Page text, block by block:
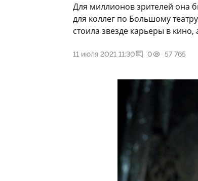
Для миллионов зрителей она
для коллег по Большому
стоила звезде карьеры в
11 июля 2021 11:30 0 57 765